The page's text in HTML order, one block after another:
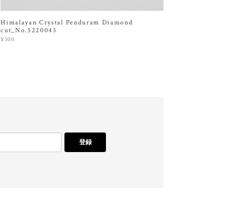
Himalayan Crystal Penduram Diamond
cut_No.5220043
¥100
登録